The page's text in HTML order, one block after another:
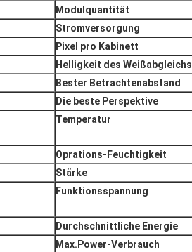
Modulquantität
Stromversorgung
Pixel pro Kabinett
Helligkeit des Weißabgleichs
Bester Betrachtenabstand
Die beste Perspektive
Temperatur
Oprations-Feuchtigkeit
Stärke
Funktionsspannung
Durchschnittliche Energie
Max.Power-Verbrauch